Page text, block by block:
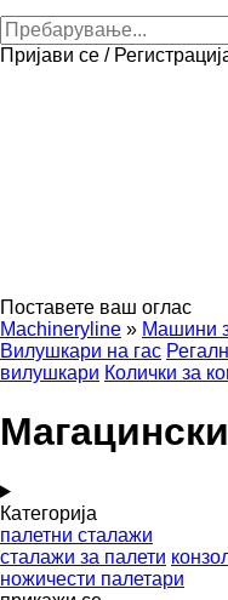
Пријави се /
Поставете ваш оглас
Machineryline » Машини
Вилушкари на гас
вилушкари Колички за
Категорија
палетни сталажи
сталажи за палети
ножичести палетари